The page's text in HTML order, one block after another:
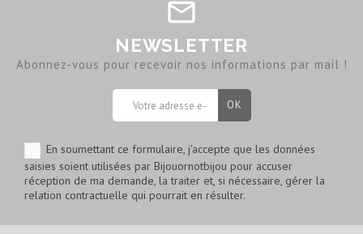
NEWSLETTER
Abonnez-vous pour recevoir nos informations par mail !
En soumettant ce formulaire, j'accepte que les données
saisies soient utilisées par Bijouornotbijou pour accuser
réception de ma demande, la traiter et, si nécessaire, gérer la
relation contractuelle qui pourrait en résulter.